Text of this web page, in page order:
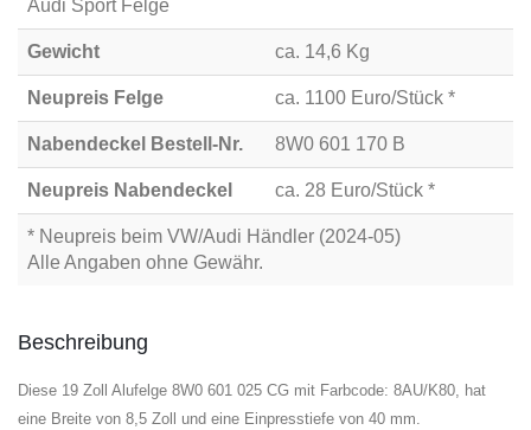
Audi Sport Felge
Gewicht ca. 14,6 Kg
Neupreis Felge ca. 1100 Euro/Stück *
Nabendeckel Bestell-Nr. 8W0 601 170 B
Neupreis Nabendeckel ca. 28 Euro/Stück *
* Neupreis beim VW/Audi Händler (2024-05)
Alle Angaben ohne Gewähr.
Beschreibung
Diese 19 Zoll Alufelge 8W0 601 025 CG mit Farbcode: 8AU/K80, hat
eine Breite von 8,5 Zoll und eine Einpresstiefe von 40 mm.